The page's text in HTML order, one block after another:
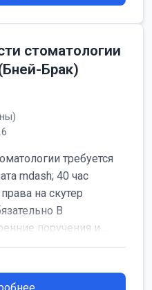
стоматологии
Брак)
требуется
mdash; 40 час
на скутер
В
поручения и ...